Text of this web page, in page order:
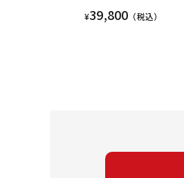
¥39,800 （税込）